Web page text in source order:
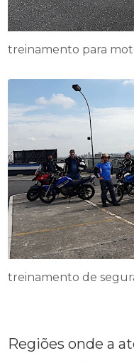
treinamento para
treinamento de
Regiões onde a